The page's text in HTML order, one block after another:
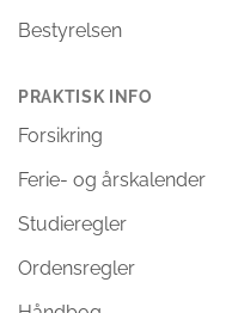
Bestyrelsen
PRAKTISK INFO
Forsikring
Ferie- og årskalender
Studieregler
Ordensregler